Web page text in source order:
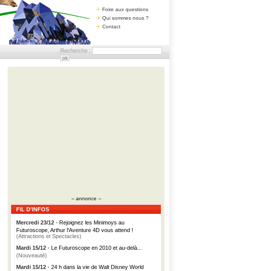
Foire aux questions
Qui sommes nous ?
Contact
Recherche :
-- annonce --
FIL D'INFOS
Mercredi 23/12 - Rejoignez les Minimoys au
Futuroscope, Arthur l'Aventure 4D vous attend !
(Attractions et Spectacles)
Mardi 15/12 - Le Futuroscope en 2010 et au-delà...
(Nouveauté)
Mardi 15/12 - 24 h dans la vie de Walt Disney World